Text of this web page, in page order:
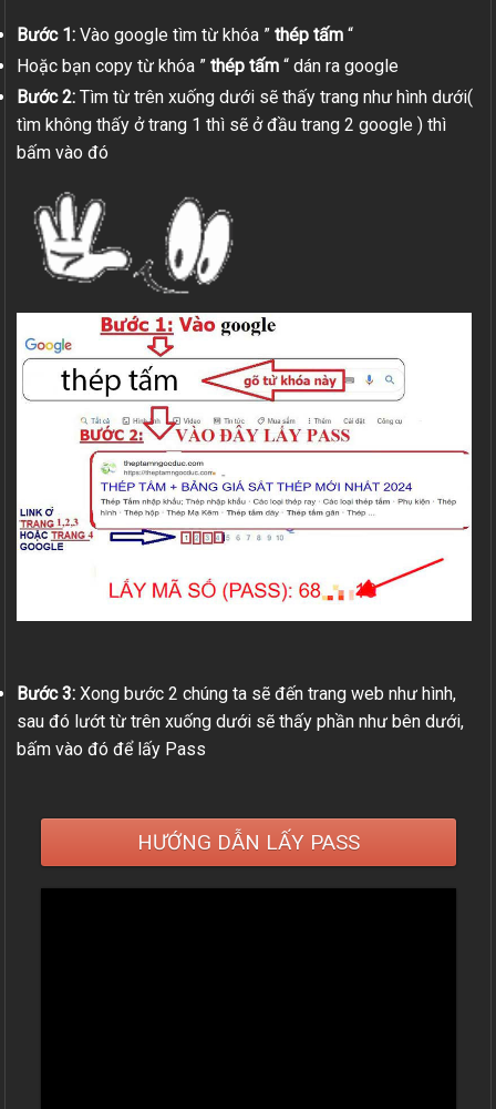
Bước 1: Vào google tìm từ khóa ” thép tấm “
Hoặc bạn copy từ khóa ” thép tấm “ dán ra google
Bước 2: Tìm từ trên xuống dưới sẽ thấy trang như hình dưới(
tìm không thấy ở trang 1 thì sẽ ở đầu trang 2 google ) thì
bấm vào đó
Bước 3: Xong bước 2 chúng ta sẽ đến trang web như hình,
sau đó lướt từ trên xuống dưới sẽ thấy phần như bên dưới,
bấm vào đó để lấy Pass
HƯỚNG DẪN LẤY PASS